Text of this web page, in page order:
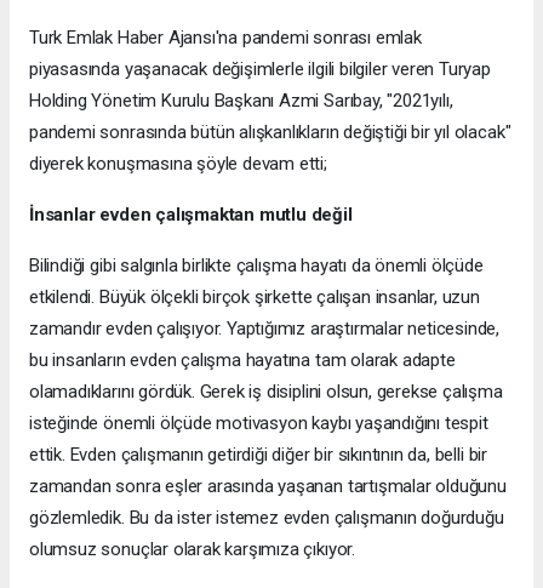
Turk Emlak Haber Ajansı'na pandemi sonrası emlak
piyasasında yaşanacak değişimlerle ilgili bilgiler veren Turyap
Holding Yönetim Kurulu Başkanı Azmi Sarıbay, "2021yılı,
pandemi sonrasında bütün alışkanlıkların değiştiği bir yıl olacak"
diyerek konuşmasına şöyle devam etti;
İnsanlar evden çalışmaktan mutlu değil
Bilindiği gibi salgınla birlikte çalışma hayatı da önemli ölçüde
etkilendi. Büyük ölçekli birçok şirkette çalışan insanlar, uzun
zamandır evden çalışıyor. Yaptığımız araştırmalar neticesinde,
bu insanların evden çalışma hayatına tam olarak adapte
olamadıklarını gördük. Gerek iş disiplini olsun, gerekse çalışma
isteğinde önemli ölçüde motivasyon kaybı yaşandığını tespit
ettik. Evden çalışmanın getirdiği diğer bir sıkıntının da, belli bir
zamandan sonra eşler arasında yaşanan tartışmalar olduğunu
gözlemledik. Bu da ister istemez evden çalışmanın doğurduğu
olumsuz sonuçlar olarak karşımıza çıkıyor.